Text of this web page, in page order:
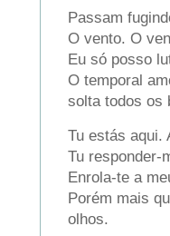
Passam
O vento. O
Eu só posso
O temporal
solta todos os
Tu estás aqui.
Tu responder-
Enrola-te a
Porém mais
olhos.